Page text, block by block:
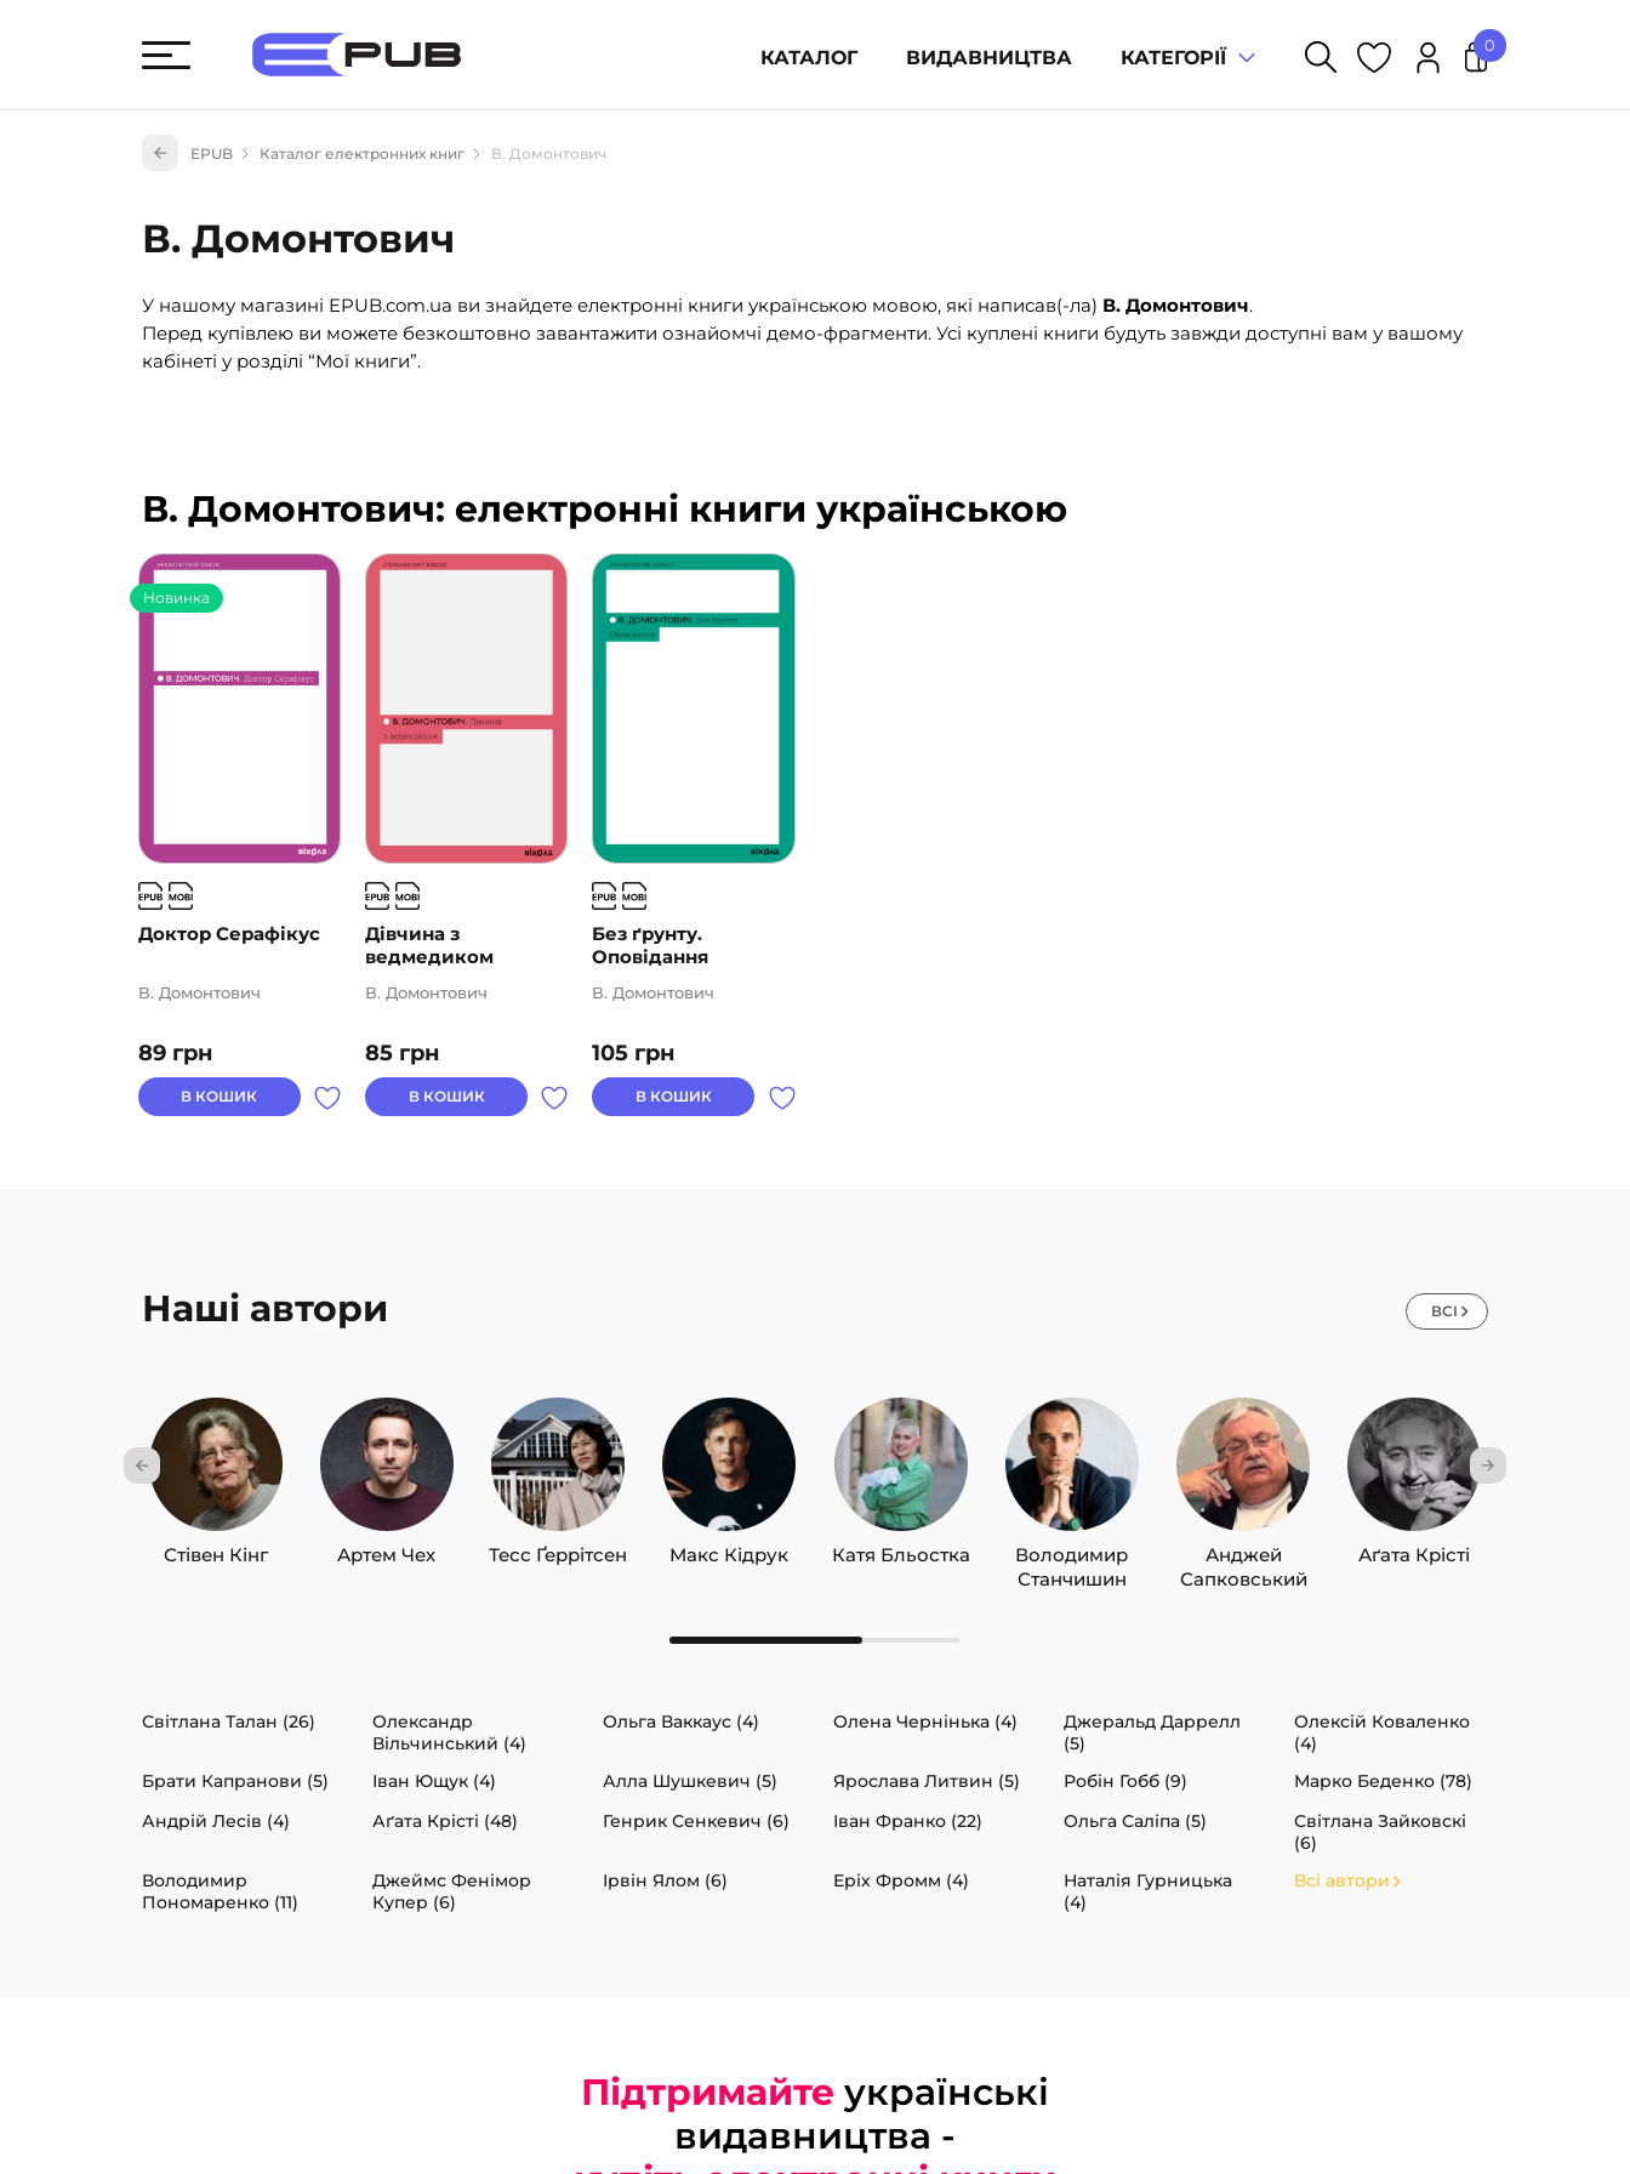
КАТАЛОГ ВИДАВНИЦТВА КАТЕГОРІЇ
Художня література (1854)
(527)
0
У кошику немає товарів.
EPUB Каталог електронних книг В. Домонтович
В. Домонтович
У нашому магазині EPUB.com.ua ви знайдете електронні книги українською мовою, які написав(-ла) В. Домонтович.
Перед купівлею ви можете безкоштовно завантажити ознайомчі демо-фрагменти. Усі куплені книги будуть завжди доступні вам у вашому
кабінеті у розділі “Мої книги”.
В. Домонтович: електронні книги українською
Доктор Серафікус
Новинка
89 грн
В. Домонтович
В КОШИК
Дівчина з
ведмедиком
85 грн
В. Домонтович
В КОШИК
Без ґрунту.
Оповідання
105 грн
В. Домонтович
В КОШИК
Наші автори ВСІ
Стівен Кінг Артем Чех Тесс Ґеррітсен Макс Кідрук Катя Бльостка
Володимир
Станчишин
Анджей
Сапковський
Аґата Крісті
Світлана Талан (26)
Олександр
Вільчинський (4)
Ольга Ваккаус (4) Олена Чернінька (4)
Джеральд Даррелл
(5)
Олексій Коваленко
(4)
Брати Капранови (5)
Іван Ющук (4) Алла Шушкевич (5) Ярослава Литвин (5) Робін Гобб (9)
Марко Беденко (78)
Андрій Лесів (4)
Аґата Крісті (48) Генрик Сенкевич (6) Іван Франко (22) Ольга Саліпа (5)
Світлана Зайковскі
(6)
Володимир
Пономаренко (11)
Джеймс Фенімор
Купер (6)
Ірвін Ялом (6) Еріх Фромм (4)
Наталія Гурницька
(4)
Всі автори
Підтримайте українські
видавництва -